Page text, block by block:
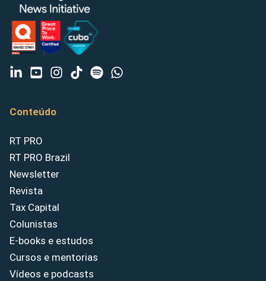
Conteúdo
RT PRO
RT PRO Brazil
Newsletter
Revista
Tax Capital
Colunistas
E-books e estudos
Cursos e mentorias
Vídeos e podcasts